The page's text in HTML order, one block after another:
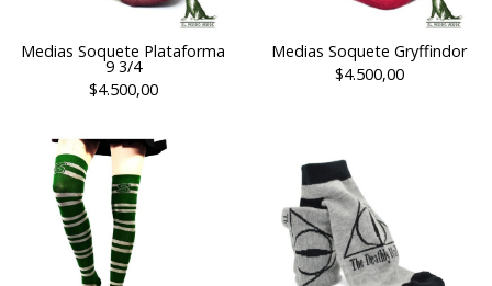
Medias Soquete Plataforma
9 3/4
$4.500,00
Medias Soquete Gryffindor
$4.500,00